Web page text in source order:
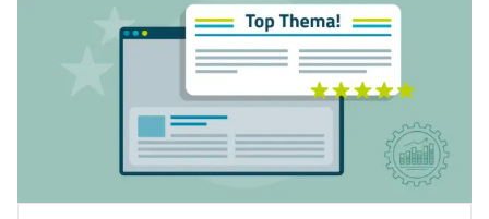
eher für unwahrscheinlich halten.